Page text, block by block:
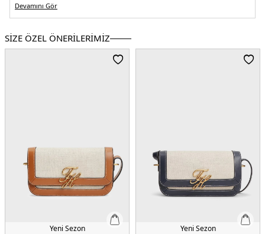
Yaş Grubu:Yetişkin
Menşei:Kamboçya
2DEAW0AW17709BDS.07
Devamını Gör
SİZE ÖZEL ÖNERİLERİMİZ
Yeni Sezon Yeni Sezon